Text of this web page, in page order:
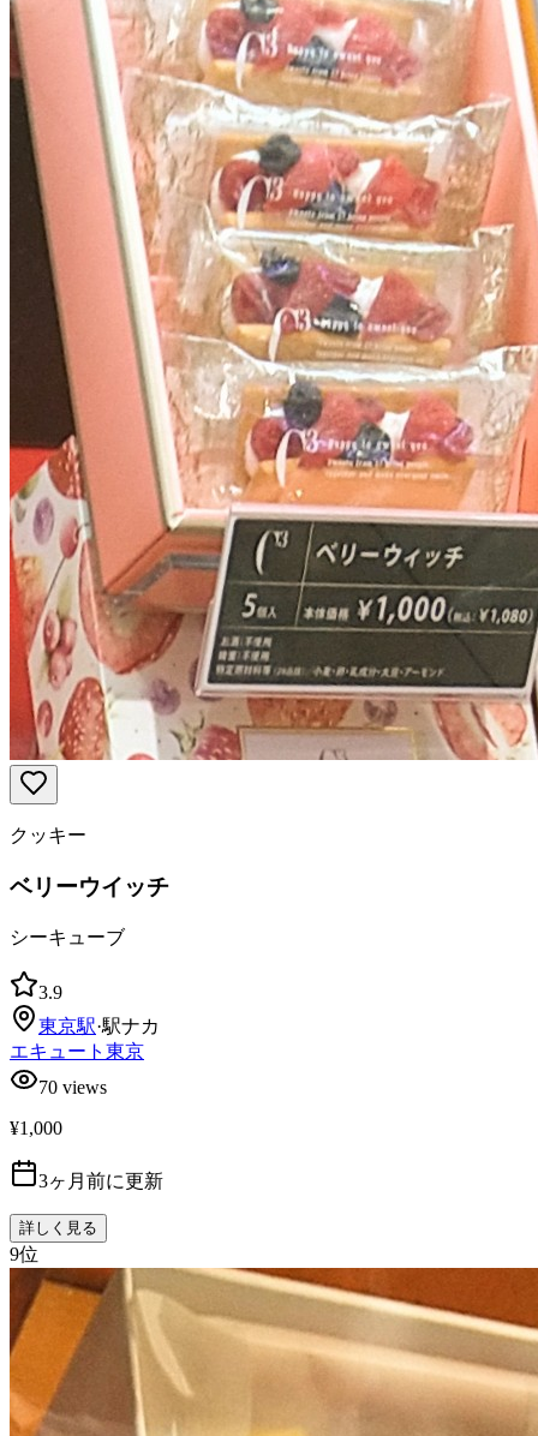
クッキー
ベリーウイッチ
シーキューブ
3.9
東京駅·駅ナカ
エキュート東京
70 views
¥1,000
3ヶ月前に更新
詳しく見る
9位